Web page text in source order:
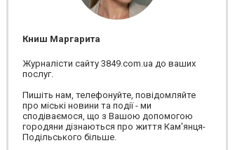
Книш Маргарита
Журналісти сайту 3849.com.ua до ваших
послуг.
Пишіть нам, телефонуйте, повідомляйте
про міські новини та події - ми
сподіваємося, що з Вашою допомогою
городяни дізнаються про життя Кам'янця-
Подільського більше.